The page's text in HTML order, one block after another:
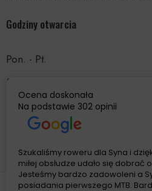
Godziny otwarcia
Pon. - Pt.
Sobota
Niedziela
Ocena doskonała
Na podstawie 302 opinii
Szukaliśmy roweru dla Syna i
miłej obsłudze udało się dobrać
Jesteśmy bardzo zadowoleni a
posiadania pierwszego MTB.